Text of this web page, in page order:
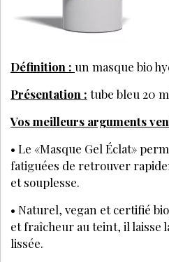
Définition : un masque bio
Présentation : tube bleu 20
Vos meilleurs arguments
• Le «Masque Gel Éclat»
fatiguées de retrouver
et souplesse.
• Naturel, vegan et certifié
et fraîcheur au teint, il laisse
lissée.